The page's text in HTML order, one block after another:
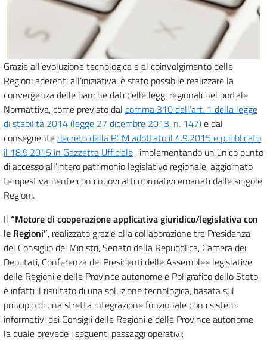
Grazie all’evoluzione tecnologica e al coinvolgimento delle
Regioni aderenti all’iniziativa, è stato possibile realizzare la
convergenza delle banche dati delle leggi regionali nel portale
Normattiva, come previsto dal comma 310 dell’art. 1 della legge
di stabilità 2014 (legge 27 dicembre 2013, n. 147)e dal
conseguentedecreto della PCM adottato il 4.9.2015 e pubblicato
il 18.9.2015 in Gazzetta Ufficiale , implementando un unico punto
di accesso all’intero patrimonio legislativo regionale, aggiornato
tempestivamente con i nuovi atti normativi emanati dalle singole
Regioni.
Il “Motore di cooperazione applicativa giuridico/legislativa con
le Regioni”, realizzato grazie alla collaborazione tra Presidenza
del Consiglio dei Ministri, Senato della Repubblica, Camera dei
Deputati, Conferenza dei Presidenti delle Assemblee legislative
delle Regioni e delle Province autonome e Poligrafico dello Stato,
è infatti il risultato di una soluzione tecnologica, basata sul
principio di una stretta integrazione funzionale con i sistemi
informativi dei Consigli delle Regioni e delle Province autonome,
la quale prevede i seguenti passaggi operativi: